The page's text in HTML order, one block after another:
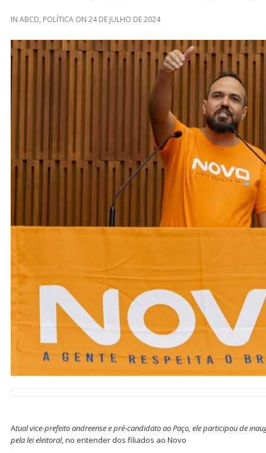
IN ABCD, POLÍTICA ON 24 DE JULHO DE 2024
Atual vice-prefeito andreense e pré-candidato ao Paço, ele participou de
pela lei eleitoral, no entender dos filiados ao Novo